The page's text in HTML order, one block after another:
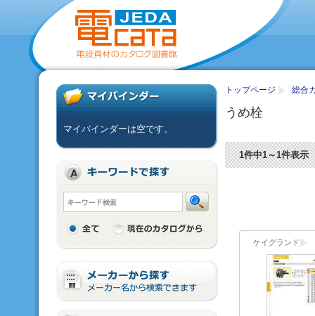
トップページ 総合
うめ栓
1件中1～1件表示
ケイグランド
マイバインダーは空です。